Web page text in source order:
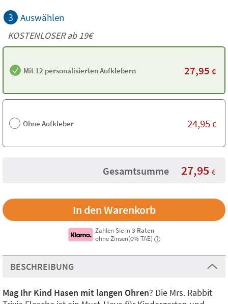
3 Auswählen
KOSTENLOSER ab 19€
Mit 12 personalisierten Aufklebern 27,95 €
Ohne Aufkleber 24,95 €
Gesamtsumme 27,95 €
Zahlen Sie in3 Raten
ohne Zinsen(0% TAE)
i
BESCHREIBUNG
Mag Ihr Kind Hasen mit langen Ohren? Die Mrs. Rabbit